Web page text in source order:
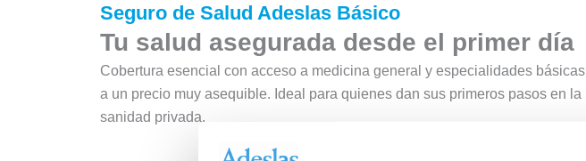
Seguro de Salud Adeslas Básico
Tu salud asegurada desde el primer día
Cobertura esencial con acceso a medicina general y especialidades básicas
a un precio muy asequible. Ideal para quienes dan sus primeros pasos en la
sanidad privada.